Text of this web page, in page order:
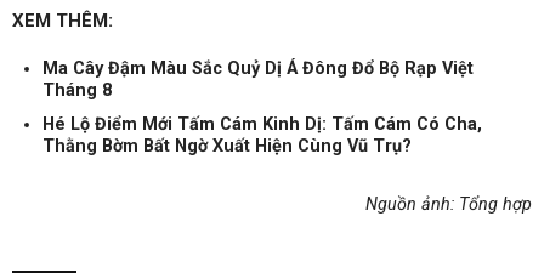
XEM THÊM:
Ma Cây Đậm Màu Sắc Quỷ Dị Á Đông Đổ Bộ Rạp Việt
Tháng 8
Hé Lộ Điểm Mới Tấm Cám Kinh Dị: Tấm Cám Có Cha,
Thằng Bờm Bất Ngờ Xuất Hiện Cùng Vũ Trụ?
Nguồn ảnh: Tổng hợp